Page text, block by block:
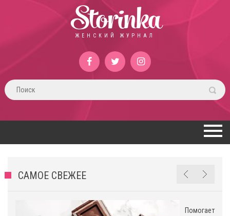
Storinka
ЖЕНСКИЙ ЖУРНАЛ
САМОЕ СВЕЖЕЕ
Помогает